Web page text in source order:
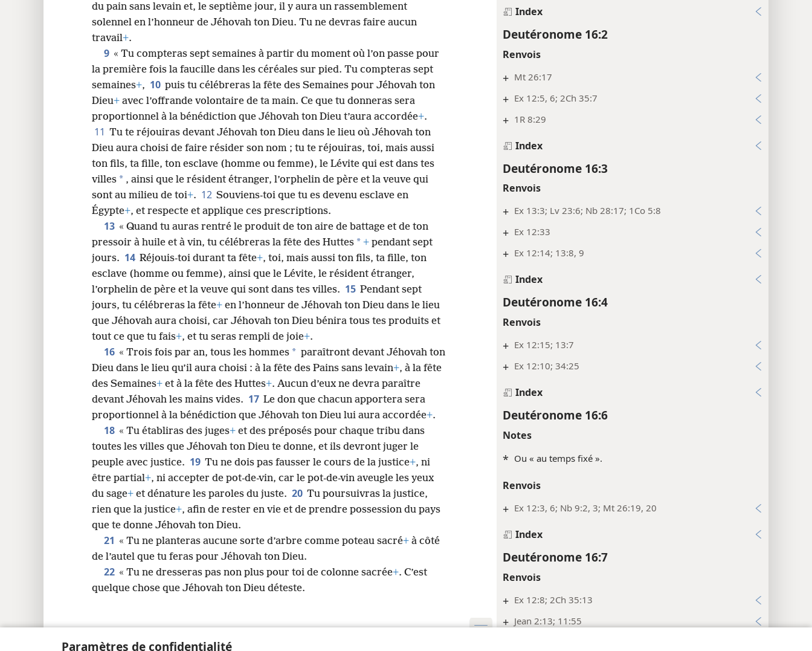
Paramètres de confidentialité
Index
Deutéronome 16:2
Renvois
+ Mt 26:17
+ Ex 12:5, 6; 2Ch 35:7
+ 1R 8:29
Index
Deutéronome 16:3
Renvois
+ Ex 13:3; Lv 23:6; Nb 28:17; 1Co 5:8
+ Ex 12:33
+ Ex 12:14; 13:8, 9
Index
Deutéronome 16:4
Renvois
+ Ex 12:15; 13:7
+ Ex 12:10; 34:25
Index
Deutéronome 16:6
Notes
* Ou « au temps fixé ».
Renvois
+ Ex 12:3, 6; Nb 9:2, 3; Mt 26:19, 20
Index
Deutéronome 16:7
Renvois
+ Ex 12:8; 2Ch 35:13
+ Jean 2:13; 11:55
du pain sans levain et, le septième jour, il y aura un rassemblement
solennel en l’honneur de Jéhovah ton Dieu. Tu ne devras faire aucun
travail+.
9 « Tu compteras sept semaines à partir du moment où l’on passe pour
la première fois la faucille dans les céréales sur pied. Tu compteras sept
semaines+, 10 puis tu célébreras la fête des Semaines pour Jéhovah ton
Dieu+ avec l’offrande volontaire de ta main. Ce que tu donneras sera
proportionnel à la bénédiction que Jéhovah ton Dieu t’aura accordée+.
11 Tu te réjouiras devant Jéhovah ton Dieu dans le lieu où Jéhovah ton
Dieu aura choisi de faire résider son nom ; tu te réjouiras, toi, mais aussi
ton fils, ta fille, ton esclave (homme ou femme), le Lévite qui est dans tes
villes * , ainsi que le résident étranger, l’orphelin de père et la veuve qui
sont au milieu de toi+. 12 Souviens-toi que tu es devenu esclave en
Égypte+, et respecte et applique ces prescriptions.
13 « Quand tu auras rentré le produit de ton aire de battage et de ton
pressoir à huile et à vin, tu célébreras la fête des Huttes * + pendant sept
jours. 14 Réjouis-toi durant ta fête+, toi, mais aussi ton fils, ta fille, ton
esclave (homme ou femme), ainsi que le Lévite, le résident étranger,
l’orphelin de père et la veuve qui sont dans tes villes. 15 Pendant sept
jours, tu célébreras la fête+ en l’honneur de Jéhovah ton Dieu dans le lieu
que Jéhovah aura choisi, car Jéhovah ton Dieu bénira tous tes produits et
tout ce que tu fais+, et tu seras rempli de joie+.
16 « Trois fois par an, tous les hommes * paraîtront devant Jéhovah ton
Dieu dans le lieu qu’il aura choisi : à la fête des Pains sans levain+, à la fête
des Semaines+ et à la fête des Huttes+. Aucun d’eux ne devra paraître
devant Jéhovah les mains vides. 17 Le don que chacun apportera sera
proportionnel à la bénédiction que Jéhovah ton Dieu lui aura accordée+.
18 « Tu établiras des juges+ et des préposés pour chaque tribu dans
toutes les villes que Jéhovah ton Dieu te donne, et ils devront juger le
peuple avec justice. 19 Tu ne dois pas fausser le cours de la justice+, ni
être partial+, ni accepter de pot-de-vin, car le pot-de-vin aveugle les yeux
du sage+ et dénature les paroles du juste. 20 Tu poursuivras la justice,
rien que la justice+, afin de rester en vie et de prendre possession du pays
que te donne Jéhovah ton Dieu.
21 « Tu ne planteras aucune sorte d’arbre comme poteau sacré+ à côté
de l’autel que tu feras pour Jéhovah ton Dieu.
22 « Tu ne dresseras pas non plus pour toi de colonne sacrée+. C’est
quelque chose que Jéhovah ton Dieu déteste.